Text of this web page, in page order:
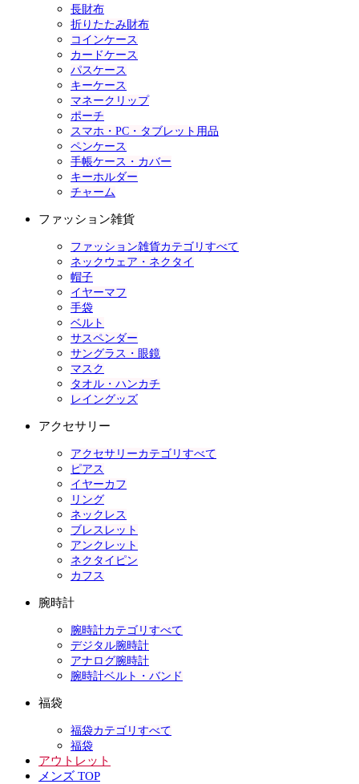
長財布
折りたたみ財布
コインケース
カードケース
パスケース
キーケース
マネークリップ
ポーチ
スマホ・PC・タブレット用品
ペンケース
手帳ケース・カバー
キーホルダー
チャーム
ファッション雑貨
ファッション雑貨カテゴリすべて
ネックウェア・ネクタイ
帽子
イヤーマフ
手袋
ベルト
サスペンダー
サングラス・眼鏡
マスク
タオル・ハンカチ
レイングッズ
アクセサリー
アクセサリーカテゴリすべて
ピアス
イヤーカフ
リング
ネックレス
ブレスレット
アンクレット
ネクタイピン
カフス
腕時計
腕時計カテゴリすべて
デジタル腕時計
アナログ腕時計
腕時計ベルト・バンド
福袋
福袋カテゴリすべて
福袋
アウトレット
メンズ TOP